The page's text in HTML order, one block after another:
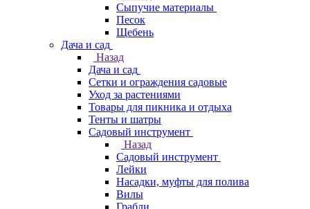
Сыпучие материалы
Песок
Щебень
Дача и сад
Назад
Дача и сад
Сетки и ограждения садовые
Уход за растениями
Товары для пикника и отдыха
Тенты и шатры
Садовый инструмент
Назад
Садовый инструмент
Лейки
Насадки, муфты для полива
Вилы
Грабли